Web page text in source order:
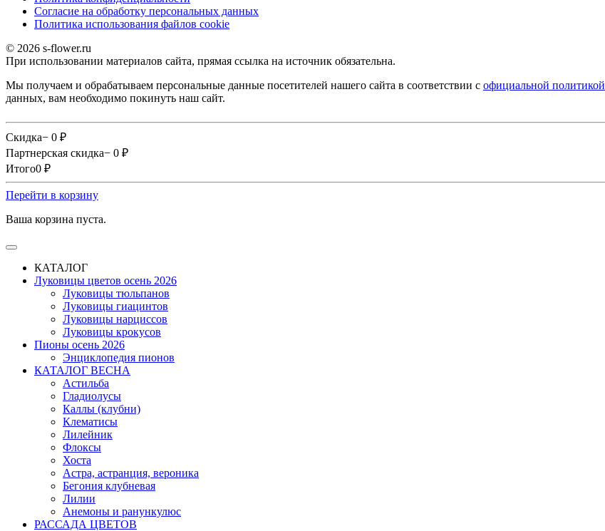
Согласие на обработку персональных данных
Политика использования файлов сookie
© 2026 s-flower.ru
При использовании материалов сайта, прямая ссылка на источник обязательна.
Мы получаем и обрабатываем персональные данные посетителей нашего сайта в соответствии с официальной политикой
данных, вам необходимо покинуть наш сайт.
Скидка− 0 ₽
Партнерская скидка− 0 ₽
Итого0 ₽
Перейти в корзину
Ваша корзина пуста.
КАТАЛОГ
Луковицы цветов осень 2026
Луковицы тюльпанов
Луковицы гиацинтов
Луковицы нарциссов
Луковицы крокусов
Пионы осень 2026
Энциклопедия пионов
КАТАЛОГ ВЕСНА
Астильба
Гладиолусы
Каллы (клубни)
Клематисы
Лилейник
Флоксы
Хоста
Астра, астранция, вероника
Бегония клубневая
Лилии
Анемоны и ранункулюс
РАССАДА ЦВЕТОВ